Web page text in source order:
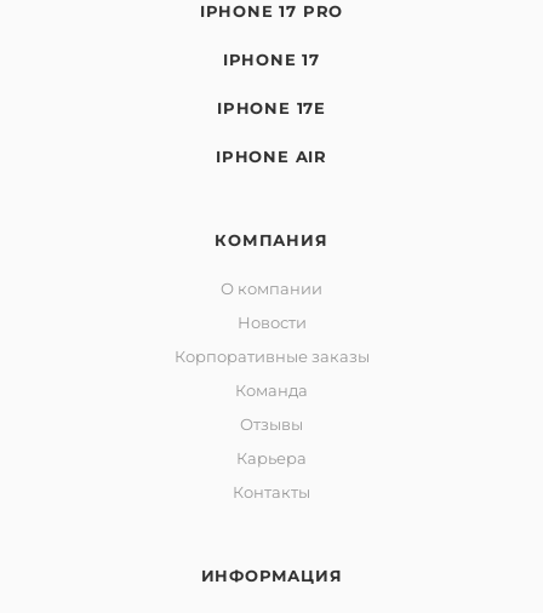
IPHONE 17 PRO
IPHONE 17
IPHONE 17E
IPHONE AIR
КОМПАНИЯ
О компании
Новости
Корпоративные заказы
Команда
Отзывы
Карьера
Контакты
ИНФОРМАЦИЯ